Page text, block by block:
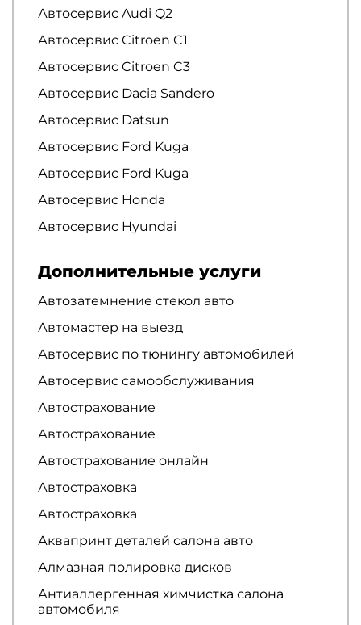
Автосервис Audi Q2
Автосервис Citroen C1
Автосервис Citroen C3
Автосервис Dacia Sandero
Автосервис Datsun
Автосервис Ford Kuga
Автосервис Ford Kuga
Автосервис Honda
Автосервис Hyundai
Дополнительные услуги
Автозатемнение стекол авто
Автомастер на выезд
Автосервис по тюнингу автомобилей
Автосервис самообслуживания
Автострахование
Автострахование
Автострахование онлайн
Автостраховка
Автостраховка
Аквапринт деталей салона авто
Алмазная полировка дисков
Антиаллергенная химчистка салона
автомобиля